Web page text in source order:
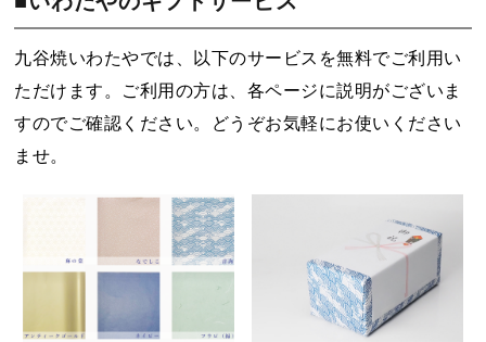
九谷焼いわたやでは、以下のサービスを無料でご利用い
ただけます。ご利用の方は、各ページに説明がございま
すのでご確認ください。どうぞお気軽にお使いください
ませ。